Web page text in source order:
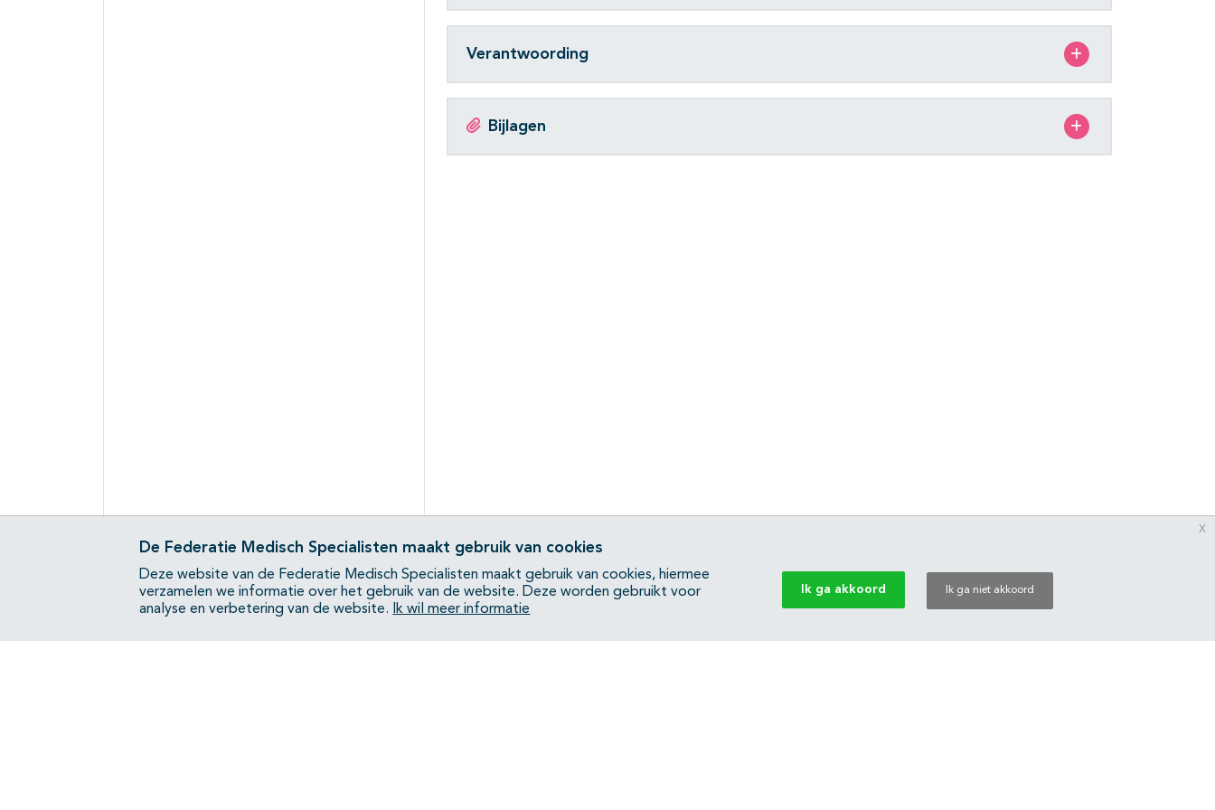
Verantwoording
Bijlagen
De Federatie Medisch Specialisten maakt gebruik van cookies
Deze website van de Federatie Medisch Specialisten maakt gebruik van cookies, hiermee
verzamelen we informatie over het gebruik van de website. Deze worden gebruikt voor
analyse en verbetering van de website.
Ik wil meer informatie
Ik ga akkoord Ik ga niet akkoord
x